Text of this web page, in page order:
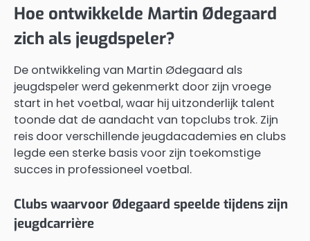
Hoe ontwikkelde Martin Ødegaard
zich als jeugdspeler?
De ontwikkeling van Martin Ødegaard als
jeugdspeler werd gekenmerkt door zijn vroege
start in het voetbal, waar hij uitzonderlijk talent
toonde dat de aandacht van topclubs trok. Zijn
reis door verschillende jeugdacademies en clubs
legde een sterke basis voor zijn toekomstige
succes in professioneel voetbal.
Clubs waarvoor Ødegaard speelde tijdens zijn
jeugdcarrière